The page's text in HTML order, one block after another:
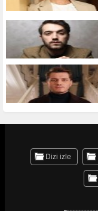
Dizi izle